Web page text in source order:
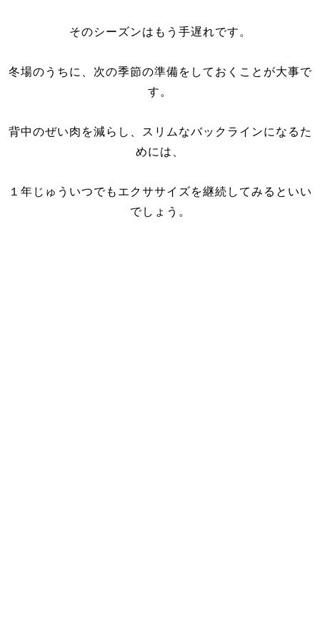
そのシーズンはもう手遅れです。
冬場のうちに、次の季節の準備をしておくことが大事で
す。
背中のぜい肉を減らし、スリムなバックラインになるた
めには、
１年じゅういつでもエクササイズを継続してみるといい
でしょう。